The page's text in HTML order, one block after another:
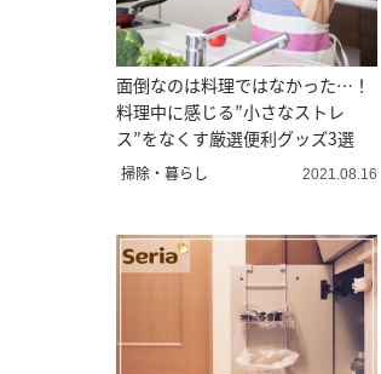
面倒なのは料理ではなかった…！
料理中に感じる”小さなストレ
ス”をなくす厳選便利グッズ3選
掃除・暮らし 2021.08.16